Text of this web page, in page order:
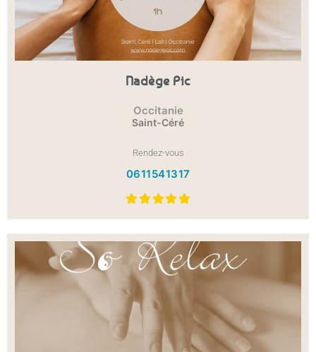
Nadège Pic
Occitanie
Saint-Céré
Rendez-vous
0611541317